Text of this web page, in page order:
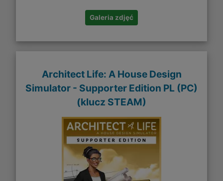
Galeria zdjęć
Architect Life: A House Design
Simulator - Supporter Edition PL (PC)
(klucz STEAM)